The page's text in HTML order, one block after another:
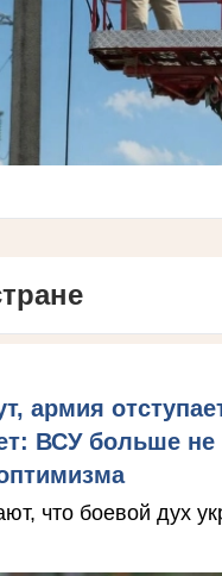
армия
ВСУ больше не
что боевой дух